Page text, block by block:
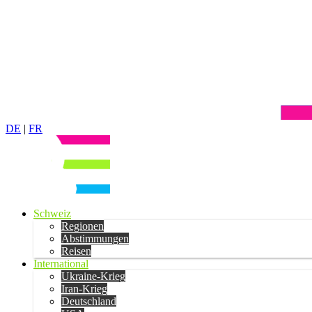
DE | FR
Schweiz
Regionen
Abstimmungen
Reisen
International
Ukraine-Krieg
Iran-Krieg
Deutschland